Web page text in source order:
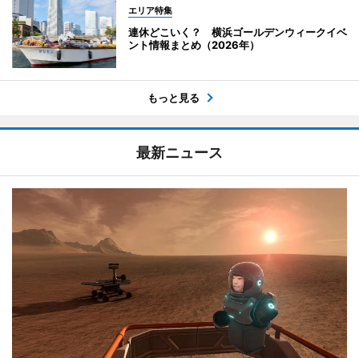
エリア特集
連休どこいく？ 横浜ゴールデンウィークイベ
ント情報まとめ（2026年）
もっと見る
最新ニュース